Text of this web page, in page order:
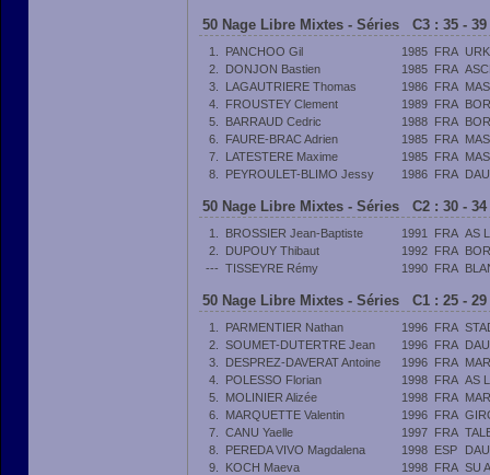
50 Nage Libre Mixtes - Séries C3 : 35 -
1. PANCHOO Gil 1985 FRA
2.
DONJON Bastien 1985 FRA
3.
LAGAUTRIERE Thomas 1986 FRA
4.
FROUSTEY Clement 1989 FRA
5.
BARRAUD Cedric 1988 FRA
6.
FAURE-BRAC Adrien 1985 FRA
7.
LATESTERE Maxime 1985 FRA
8.
PEYROULET-BLIMO Jessy 1986 FRA
50 Nage Libre Mixtes - Séries C2 : 30 -
1. BROSSIER Jean-Baptiste 1991 FRA AS
2.
DUPOUY Thibaut 1992 FRA
--- TISSEYRE Rémy 1990 FRA
50 Nage Libre Mixtes - Séries C1 : 25 -
1. PARMENTIER Nathan 1996 FRA
2.
SOUMET-DUTERTRE Jean 1996 FRA
3.
DESPREZ-DAVERAT Antoine 1996 FRA
4.
POLESSO Florian 1998 FRA AS
5.
MOLINIER Alizée 1998 FRA
6.
MARQUETTE Valentin 1996 FRA
7.
CANU Yaelle 1997 FRA
8.
PEREDA VIVO Magdalena 1998 ESP
9.
KOCH Maeva 1998 FRA SU